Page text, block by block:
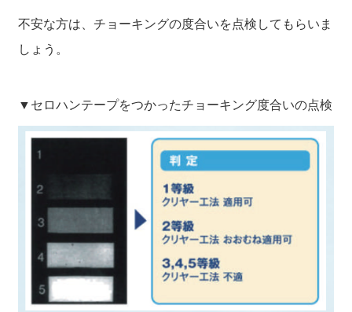
不安な方は、チョーキングの度合いを点検してもらいま
しょう。
▼セロハンテープをつかったチョーキング度合いの点検